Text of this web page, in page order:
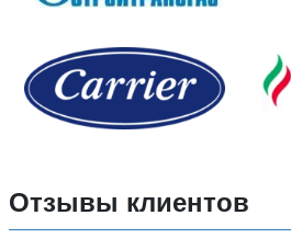
Отзывы клиентов